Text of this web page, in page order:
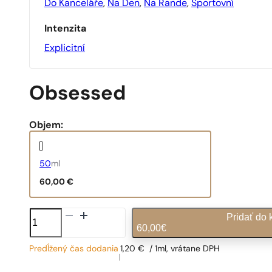
Do Kanceláře, Na Den, Na Rande, Sportovní
Intenzita
Explicitní
Obsessed
Objem:
50ml
60,00 €
množstvo
Obsessed
Pridať do
60,00€
Predĺžený čas dodania 1,20 € / 1ml, vrátane DPH